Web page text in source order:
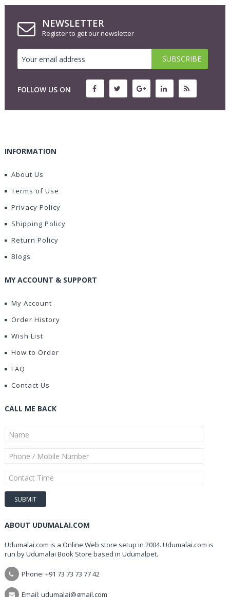
NEWSLETTER
Register to get our newsletter
FOLLOW US ON
INFORMATION
About Us
Terms of Use
Privacy Policy
Shipping Policy
Return Policy
Blogs
MY ACCOUNT & SUPPORT
My Account
Order History
Wish List
How to Order
FAQ
Contact Us
CALL ME BACK
ABOUT UDUMALAI.COM
Udumalai.com is a Online Web store setup in 2004. Udumalai.com is
run by Udumalai Book Store based in Udumalpet.
Phone: +91 73 73 73 77 42
Email: udumalai@gmail.com